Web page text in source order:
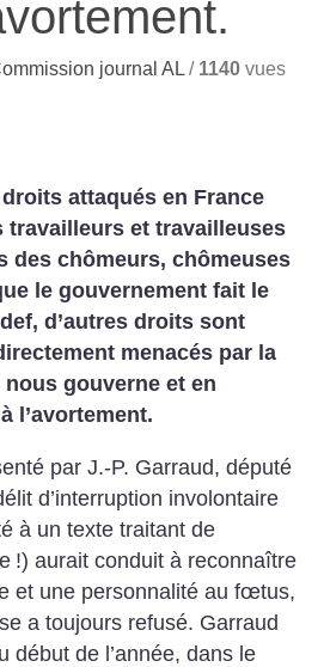
journal AL / 1140 vues
attaqués en France
travailleurs et travailleuses
des chômeurs, chômeuses
le gouvernement fait le
d’autres droits sont
menacés par la
gouverne et en
l’avortement.
par J.-P. Garraud, député
d’interruption involontaire
à un texte traitant de
!) aurait conduit à reconnaître
et une personnalité au fœtus,
a toujours refusé. Garraud
début de l’année, dans le